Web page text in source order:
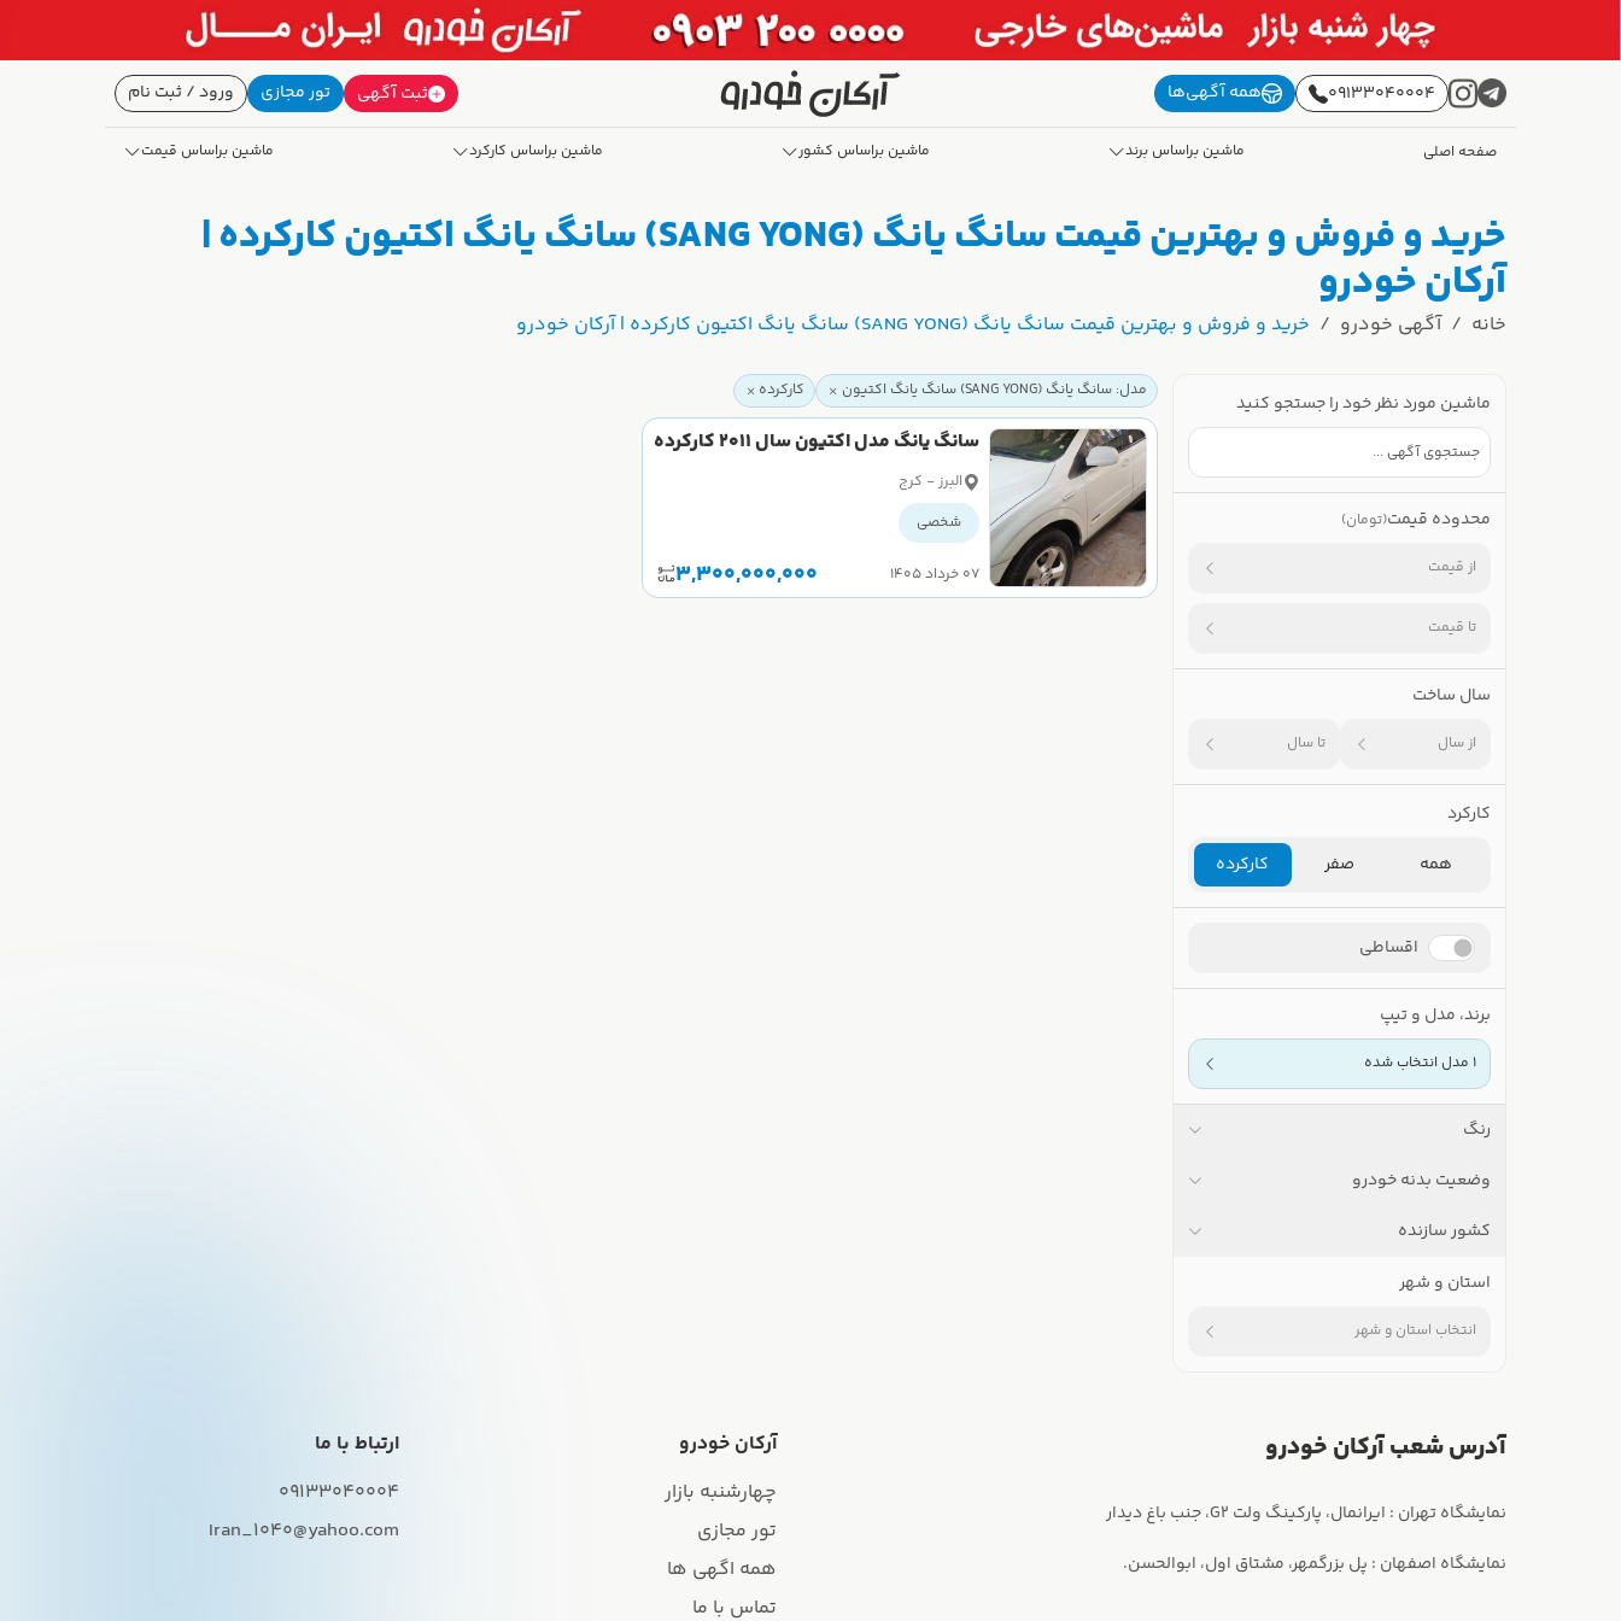
09133040004 همه آگهی‌ها ثبت آگهی تور مجازی ورود / ثبت نام
صفحه اصلی ماشین براساس برند ماشین براساس کشور ماشین براساس کارکرد ماشین براساس قیمت
خرید و فروش و بهترین قیمت سانگ یانگ (SANG YONG) سانگ یانگ اکتیون کارکرده |
آرکان خودرو
خانه آگهی خودرو خرید و فروش و بهترین قیمت سانگ یانگ (SANG YONG) سانگ یانگ اکتیون کارکرده | آرکان خودرو
ماشین مورد نظر خود را جستجو کنید
محدوده قیمت(تومان)
از قیمت
تا قیمت
سال ساخت
از سال تا سال
کارکرد
همه
صفر کارکرده
اقساطی
برند، مدل و تیپ
1 مدل انتخاب شده
رنگ
وضعیت بدنه خودرو
کشور سازنده
استان و شهر
انتخاب استان و شهر
مدل: سانگ یانگ (SANG YONG) سانگ یانگ اکتیون کارکرده
سانگ یانگ مدل اکتیون سال 2011 کارکرده
البرز - کرج
شخصی
۰۷ خرداد ۱۴۰۵ 3,300,000,000
آدرس شعب آرکان خودرو
نمایشگاه اصفهان : پل بزرگمهر، مشتاق اول، ابوالحسن.
آرکان خودرو
چهارشنبه بازار
تور مجازی
همه اگهی ها
تماس با ما
ارتباط با ما
09133040004
Iran_1040@yahoo.com